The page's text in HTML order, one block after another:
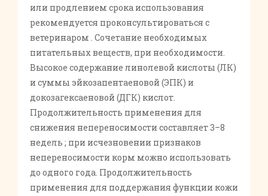
или продлением срока использования
рекомендуется проконсультироваться с
ветеринаром . Сочетание необходимых
питательных веществ, при необходимости.
Высокое содержание линолевой кислоты (ЛК)
и суммы эйкозапентаеновой (ЭПК) и
докозагексаеновой (ДГК) кислот.
Продолжительность применения для
снижения непереносимости составляет 3–8
недель ; при исчезновении признаков
непереносимости корм можно использовать
до одного года. Продолжительность
применения для поддержания функции кожи